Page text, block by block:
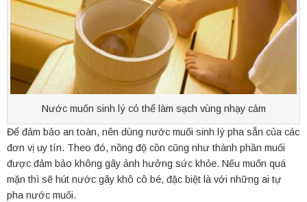
Nước muốn sinh lý có thể làm sạch vùng nhạy cảm
Để đảm bảo an toàn, nên dùng nước muối sinh lý pha sẵn của các
đơn vị uy tín. Theo đó, nồng độ cồn cũng như thành phần muối
được đảm bảo không gây ảnh hưởng sức khỏe. Nếu muốn quá
mặn thì sẽ hút nước gây khô cô bé, đặc biệt là với những ai tự
pha nước muối.